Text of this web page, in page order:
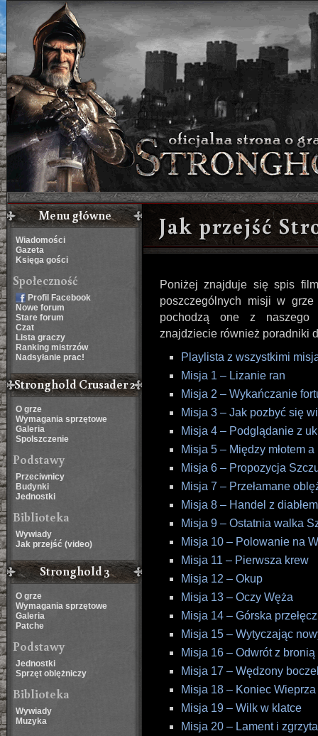
Menu główne
Wiadomości
Gazeta
Księga gości
Społeczność
Profil Facebook
Nowe forum
Stare forum
Czat
Lista graczy
Ranking mistrzów
Nadsyłanie prac!
Stronghold Crusader 2
O grze
Wymagania sprzętowe
Galeria
Spolszczenie
Podstawy
Przeciwnicy
Budynki
Jednostki
Biblioteka
Wywiady
Jak przejść (video)
Stronghold 3
O grze
Wymagania sprzętowe
Galeria
Patche
Podstawy
Jednostki
Sprzęt oblężniczy
Biblioteka
Wywiady
Muzyka
Jak przejść
Poniżej znajduje się spis
poszczególnych misji w grze
pochodzą one z
znajdziecie również poradniki
Playlista z wszystkimi
Misja 1 – Lizanie ran
Misja 2 – Wykańczanie
Misja 3 – Jak pozbyć się
Misja 4 – Podglądanie z
Misja 5 – Między młotem a
Misja 6 – Propozycja
Misja 7 – Przełamane
Misja 8 – Handel z diabłem
Misja 9 – Ostatnia walka
Misja 10 – Polowanie na
Misja 11 – Pierwsza krew
Misja 12 – Okup
Misja 13 – Oczy Węża
Misja 14 – Górska przełęcz
Misja 15 – Wytyczając
Misja 16 – Odwrót z bronią
Misja 17 – Wędzony
Misja 18 – Koniec Wieprza
Misja 19 – Wilk w klatce
Misja 20 – Lament i